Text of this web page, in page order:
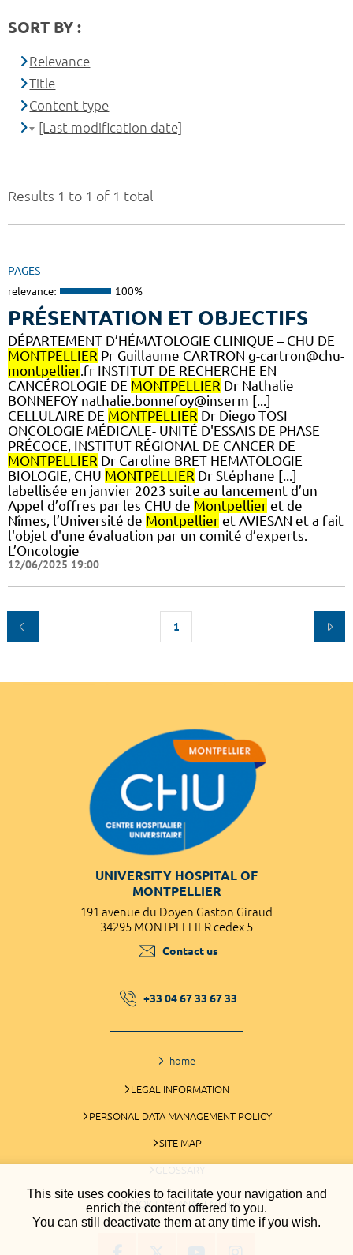
This site uses cookies to facilitate your navigation and
enrich the content offered to you.
You can still deactivate them at any time if you wish.
Results 1 to 1 of 1 total
PAGES
relevance: 100%
PRÉSENTATION ET OBJECTIFS
DÉPARTEMENT D’HÉMATOLOGIE CLINIQUE – CHU DE
MONTPELLIER Pr Guillaume CARTRON g-cartron@chu-
montpellier.fr INSTITUT DE RECHERCHE EN
CANCÉROLOGIE DE MONTPELLIER Dr Nathalie
BONNEFOY nathalie.bonnefoy@inserm [...]
CELLULAIRE DE MONTPELLIER Dr Diego TOSI
ONCOLOGIE MÉDICALE- UNITÉ D'ESSAIS DE PHASE
PRÉCOCE, INSTITUT RÉGIONAL DE CANCER DE
MONTPELLIER Dr Caroline BRET HEMATOLOGIE
BIOLOGIE, CHU MONTPELLIER Dr Stéphane [...]
labellisée en janvier 2023 suite au lancement d’un
Appel d’offres par les CHU de Montpellier et de
Nîmes, l’Université de Montpellier et AVIESAN et a fait
l'objet d'une évaluation par un comité d’experts.
L’Oncologie
12/06/2025 19:00
1
SORT BY :
Relevance
Title
Content type
[Last modification date]
UNIVERSITY HOSPITAL OF
MONTPELLIER
191 avenue du Doyen Gaston Giraud
34295 MONTPELLIER cedex 5
Contact us
+33 04 67 33 67 33
home
LEGAL INFORMATION
PERSONAL DATA MANAGEMENT POLICY
SITE MAP
GLOSSARY
COOKIES MANAGEMENT